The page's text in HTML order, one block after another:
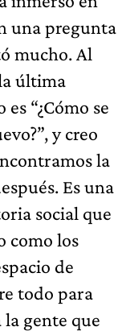
una pregunta
mucho. Al
última
“¿Cómo se
y creo
la
Es una
social que
como los
de
todo para
gente que